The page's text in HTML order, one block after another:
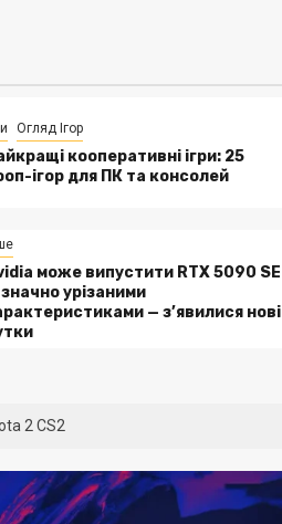
Огляд Ігор
кооперативні ігри: 25
ігор для ПК та консолей
може випустити RTX 5090 SE
значно урізаними
— з’явилися нові
2 CS2